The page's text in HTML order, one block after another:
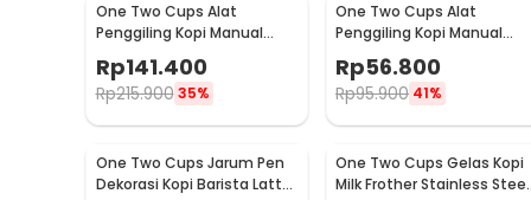
One Two Cups Alat
Penggiling Kopi Manual
CW85532
Rp141.400
Rp215.900 35%
One Two Cups Alat
Penggiling Kopi Manual
Coffee Grinder 160ml -
CF012
Rp56.800
Rp95.900 41%
One Two Cups Jarum Pen
Dekorasi Kopi Barista Latte
One Two Cups Gelas Kopi
Milk Frother Stainless Steel